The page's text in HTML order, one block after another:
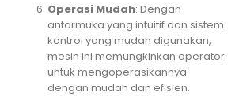
Operasi Mudah: Dengan
antarmuka yang intuitif dan sistem
kontrol yang mudah digunakan,
mesin ini memungkinkan operator
untuk mengoperasikannya
dengan mudah dan efisien.